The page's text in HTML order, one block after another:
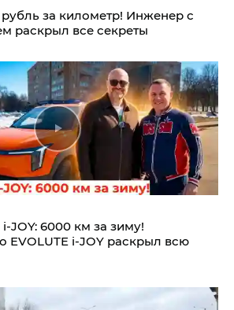
рубль за километр! Инженер с
раскрыл все секреты
6000 км за зиму!
EVOLUTE i‑JOY раскрыл всю